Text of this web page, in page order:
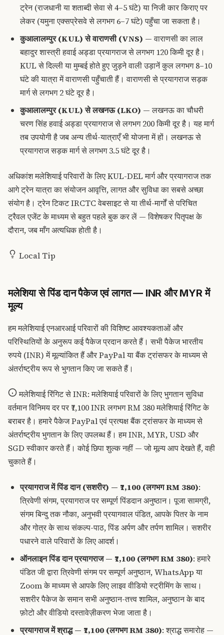
ट्रेन (राजधानी या शताब्दी सेवा से 4–5 घंटे) या निजी कार किराए पर
लेकर (यमुना एक्सप्रेसवे से लगभग 6–7 घंटे) पहुँचा जा सकता है।
कुआलालम्पुर (KUL) से वाराणसी (VNS) — वाराणसी का लाल
बहादुर शास्त्री हवाई अड्डा प्रयागराज से लगभग 120 किमी दूर है।
KUL से दिल्ली या मुम्बई होते हुए जुड़ने वाली उड़ानें कुल लगभग 8–10
घंटे की यात्रा में वाराणसी पहुँचाती हैं। वाराणसी से प्रयागराज सड़क
मार्ग से लगभग 2 घंटे दूर है।
कुआलालम्पुर (KUL) से लखनऊ (LKO) — लखनऊ का चौधरी
चरण सिंह हवाई अड्डा प्रयागराज से लगभग 200 किमी दूर है। यह मार्ग
तब उपयोगी है जब अन्य तीर्थ-यात्राएँ भी योजना में हों। लखनऊ से
प्रयागराज सड़क मार्ग से लगभग 3.5 घंटे दूर है।
अधिकांश मलेशियाई परिवारों के लिए KUL-DEL मार्ग और प्रयागराज तक
आगे ट्रेन यात्रा का संयोजन आवृत्ति, लागत और सुविधा का सबसे अच्छा
संयोग है। ट्रेन टिकट IRCTC वेबसाइट से या तीर्थ-मार्गों से परिचित
ट्रैवल एजेंट के माध्यम से बहुत पहले बुक कर लें — विशेषकर पितृपक्ष के
दौरान, जब माँग अत्यधिक होती है।
Local Tip
मलेशिया से पिंड दान पैकेज एवं लागत — INR और MYR में
मूल्य
हम मलेशियाई एनआरआई परिवारों की विशिष्ट आवश्यकताओं और
परिस्थितियों के अनुरूप कई पैकेज प्रदान करते हैं। सभी पैकेज भारतीय
रुपये (INR) में मूल्यांकित हैं और PayPal या बैंक ट्रांसफर के माध्यम से
अंतर्राष्ट्रीय रूप से भुगतान किए जा सकते हैं।
मलेशियाई रिंगिट से INR: मलेशियाई परिवारों के लिए भुगतान सुविधा
वर्तमान विनिमय दर पर ₹7,100 INR लगभग RM 380 मलेशियाई रिंगिट के
बराबर है। हमारे पैकेज PayPal एवं प्रत्यक्ष बैंक ट्रांसफर के माध्यम से
अंतर्राष्ट्रीय भुगतान के लिए उपलब्ध हैं। हम INR, MYR, USD और
SGD स्वीकार करते हैं। कोई छिपा शुल्क नहीं — जो मूल्य आप देखते हैं, वही
चुकाते हैं।
प्रयागराज में पिंड दान (सशरीर) — ₹7,100 (लगभग RM 380):
त्रिवेणी संगम, प्रयागराज पर सम्पूर्ण पिंडदान अनुष्ठान। पूजा सामग्री,
संगम बिन्दु तक नौका, अनुभवी प्रयागवाल पंडित, आपके पितर के नाम
और गोत्र के साथ संकल्प-पाठ, पिंड अर्पण और तर्पण शामिल। सशरीर
पधारने वाले परिवारों के लिए आदर्श।
ऑनलाइन पिंड दान प्रयागराज— ₹7,100 (लगभग RM 380): हमारे
पंडित जी द्वारा त्रिवेणी संगम पर सम्पूर्ण अनुष्ठान, WhatsApp या
Zoom के माध्यम से आपके लिए लाइव वीडियो स्ट्रीमिंग के साथ।
सशरीर पैकेज के समान सभी अनुष्ठान-तत्त्व शामिल, अनुष्ठान के बाद
फ़ोटो और वीडियो दस्तावेज़ीकरण भेजा जाता है।
प्रयागराज में श्राद्ध— ₹7,100 (लगभग RM 380): श्राद्ध समारोह —